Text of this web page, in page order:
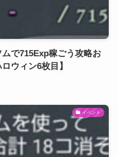
ムで715Exp稼ごう攻略お
ウィン6枚目】
イベント